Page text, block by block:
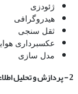
ژئودزی
هیدروگرافی
ثقل سنجی
عکسبرداری
مدل سازی
2 - پردازش و تحلیل اطلاعات جغرافیایی؛